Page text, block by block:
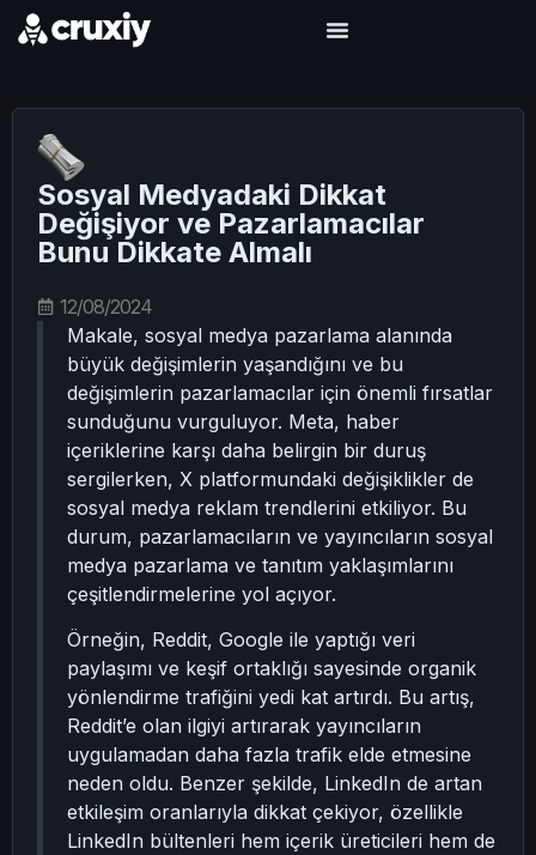
Sosyal Medyadaki Dikkat
Değişiyor ve Pazarlamacılar
Bunu Dikkate Almalı
12/08/2024
Makale, sosyal medya pazarlama alanında
büyük değişimlerin yaşandığını ve bu
değişimlerin pazarlamacılar için önemli fırsatlar
sunduğunu vurguluyor. Meta, haber
içeriklerine karşı daha belirgin bir duruş
sergilerken, X platformundaki değişiklikler de
sosyal medya reklam trendlerini etkiliyor. Bu
durum, pazarlamacıların ve yayıncıların sosyal
medya pazarlama ve tanıtım yaklaşımlarını
çeşitlendirmelerine yol açıyor.
Örneğin, Reddit, Google ile yaptığı veri
paylaşımı ve keşif ortaklığı sayesinde organik
yönlendirme trafiğini yedi kat artırdı. Bu artış,
Reddit’e olan ilgiyi artırarak yayıncıların
uygulamadan daha fazla trafik elde etmesine
neden oldu. Benzer şekilde, LinkedIn de artan
etkileşim oranlarıyla dikkat çekiyor, özellikle
LinkedIn bültenleri hem içerik üreticileri hem de